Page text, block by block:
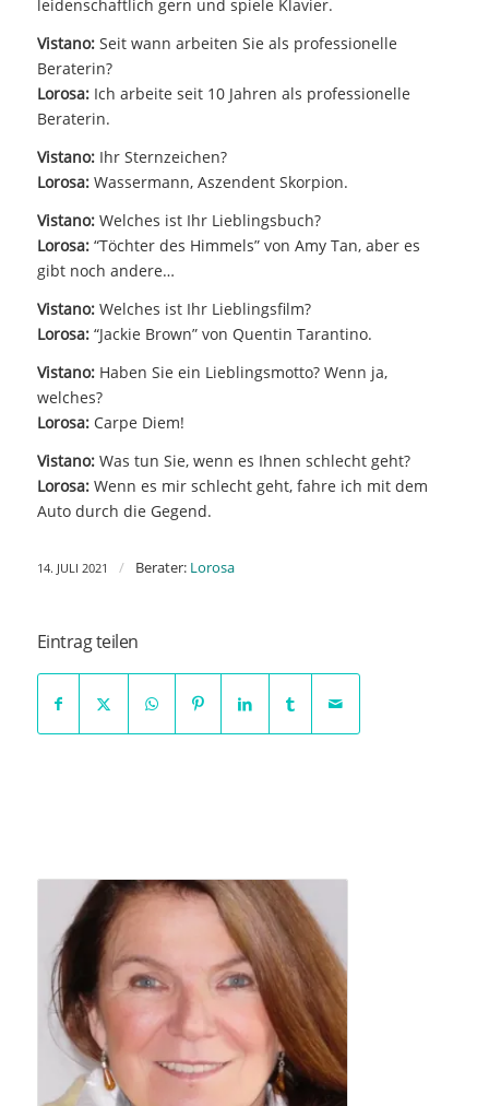
leidenschaftlich gern und spiele Klavier.
Vistano:Seit wann arbeiten Sie als professionelle
Beraterin?
Lorosa:Ich arbeite seit 10 Jahren als professionelle
Beraterin.
Vistano:Ihr Sternzeichen?
Lorosa:Wassermann, Aszendent Skorpion.
Vistano: Welches ist Ihr Lieblingsbuch?
Lorosa:“Töchter des Himmels” von Amy Tan, aber es
gibt noch andere…
Vistano:Welches ist Ihr Lieblingsfilm?
Lorosa: “Jackie Brown” von Quentin Tarantino.
Vistano: Haben Sie ein Lieblingsmotto? Wenn ja,
welches?
Lorosa:Carpe Diem!
Vistano:Was tun Sie, wenn es Ihnen schlecht geht?
Lorosa:Wenn es mir schlecht geht, fahre ich mit dem
Auto durch die Gegend.
14. JULI 2021 / Berater: Lorosa
Eintrag teilen